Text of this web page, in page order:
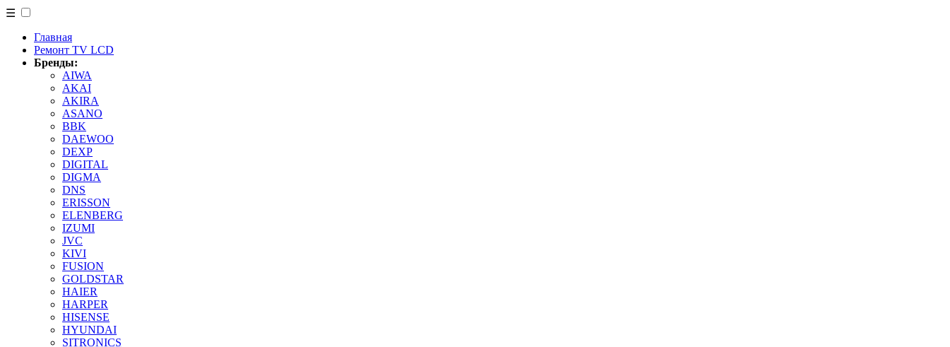
☰
Главная
Ремонт TV LCD
Бренды:
AIWA
AKAI
AKIRA
ASANO
BBK
DAEWOO
DEXP
DIGITAL
DIGMA
DNS
ERISSON
ELENBERG
IZUMI
JVC
KIVI
FUSION
GOLDSTAR
HAIER
HARPER
HISENSE
HYUNDAI
SITRONICS